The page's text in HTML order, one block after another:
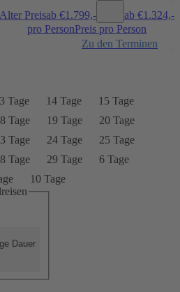
Alter Preisab €1.799,- ab €1.324,-
pro PersonPreis pro Person
Zu den Terminen
Tage 14 Tage
15 Tage
Tage 19 Tage
20 Tage
Tage 24 Tage
25 Tage
Tage 29 Tage
6 Tage
10 Tage
Dauer